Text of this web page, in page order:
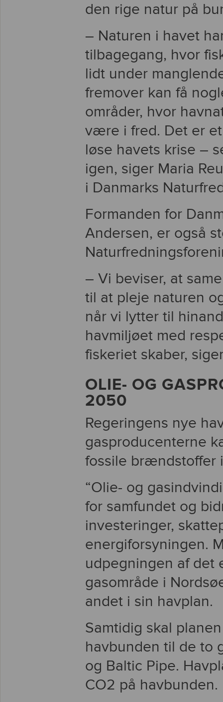
den rige natur på
– Naturen i havet
tilbagegang, hvor
lidt under
fremover kan få
områder, hvor
være i fred. Det er
løse havets krise –
igen, siger Maria
i Danmarks
Formanden for
Andersen, er også
– Vi beviser, at
til at pleje naturen
når vi lytter til
havmiljøet med
fiskeriet skaber,
OLIE- OG
2050
Regeringens nye
gasproducenterne
fossile brændstoffer
“Olie- og
for samfundet og
investeringer,
energiforsyningen.
udpegningen af det
gasområde i
andet i sin havplan.
Samtidig skal
havbunden til de to
og Baltic Pipe.
CO2 på havbunden.